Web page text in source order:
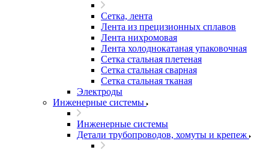
Сетка, лента
Лента из прецизионных сплавов
Лента нихромовая
Лента холоднокатаная упаковочная
Сетка стальная плетеная
Сетка стальная сварная
Сетка стальная тканая
Электроды
Инженерные системы
Инженерные системы
Детали трубопроводов, хомуты и крепеж